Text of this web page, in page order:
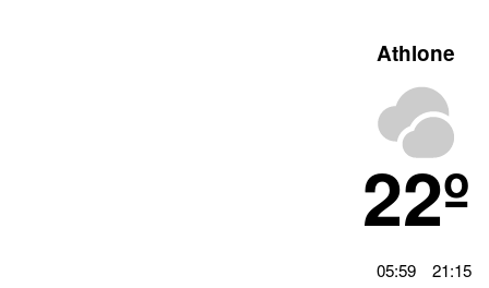
Athlone
22º
05:59
21:15